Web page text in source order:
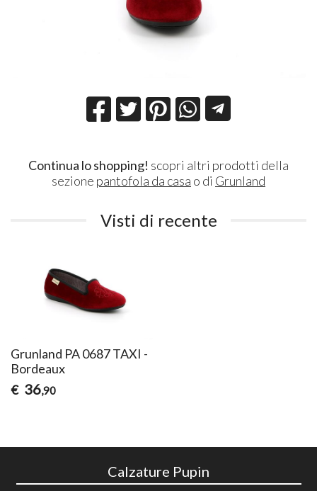
Continua lo shopping! scopri altri prodotti della
sezione pantofola da casa o di Grunland
Visti di recente
Grunland PA 0687 TAXI -
Bordeaux
€ 36,90
Calzature Pupin